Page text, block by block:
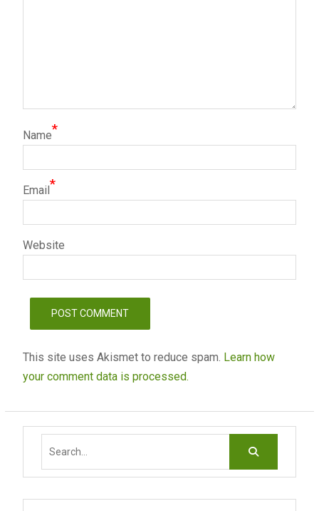
Name*
Email*
Website
This site uses Akismet to reduce spam. Learn how
your comment data is processed.